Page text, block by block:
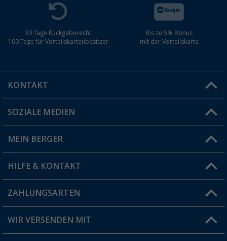
30 Tage Rückgaberecht
100 Tage für Vorteilskartenbesitzer
Bis zu 5% Bonus
mit der Vorteilskarte
KONTAKT
Du hast eine Frage?
Filiale finden
SOZIALE MEDIEN
MEIN BERGER
Vorteilskarte
Blog
Jobs & Karriere
HILFE & KONTAKT
FAQ & Kontakt
Versandinformationen
ZAHLUNGSARTEN
WIR VERSENDEN MIT